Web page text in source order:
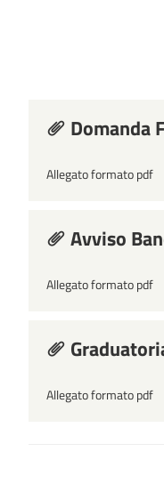
Domanda
Allegato formato pdf
Avviso
Allegato formato pdf
Allegato formato pdf